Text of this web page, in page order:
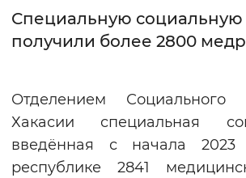
Без засечек С
Нормальный
Цвет сайта
Специальную социальную
получили более 2800
Отделением
Хакасии специальная
введённая с начала
республике 2841